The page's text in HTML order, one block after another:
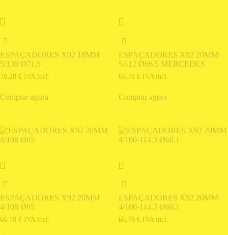
ESPAÇADORES X92 18MM
5/130 Ø71.5
70,28 € IVA incl.
Comprar agora
ESPAÇADORES X92 20MM
5/112 Ø66.5 MERCEDES
66,78 € IVA incl.
Comprar agora
ESPAÇADORES X92 20MM
4/108 Ø65
66,78 € IVA incl.
ESPAÇADORES X92 20MM
4/100-114.3 Ø60.1
66,78 € IVA incl.